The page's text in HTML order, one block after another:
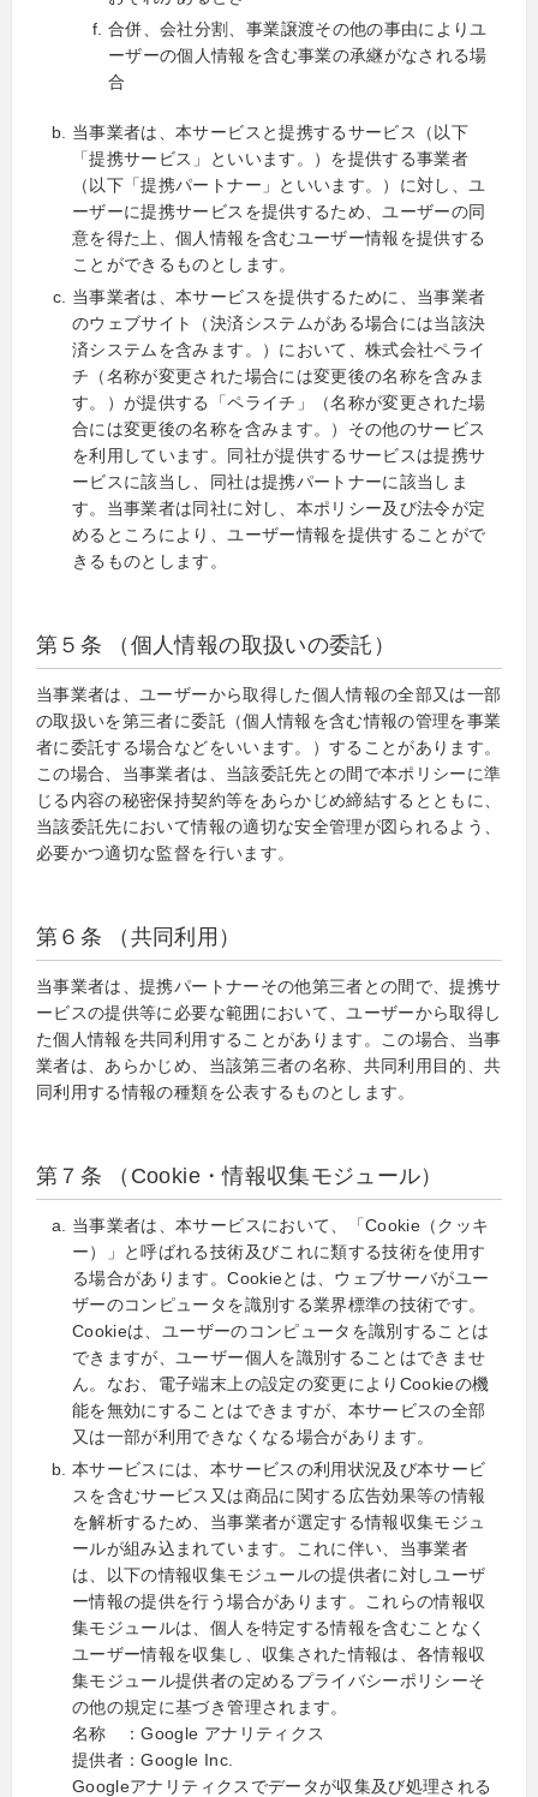
合併、会社分割、事業譲渡その他の事由によりユ
ーザーの個人情報を含む事業の承継がなされる場
合
当事業者は、本サービスと提携するサービス（以下
「提携サービス」といいます。）を提供する事業者
（以下「提携パートナー」といいます。）に対し、ユ
ーザーに提携サービスを提供するため、ユーザーの同
意を得た上、個人情報を含むユーザー情報を提供する
ことができるものとします。
当事業者は、本サービスを提供するために、当事業者
のウェブサイト（決済システムがある場合には当該決
済システムを含みます。）において、株式会社ペライ
チ（名称が変更された場合には変更後の名称を含みま
す。）が提供する「ペライチ」（名称が変更された場
合には変更後の名称を含みます。）その他のサービス
を利用しています。同社が提供するサービスは提携サ
ービスに該当し、同社は提携パートナーに該当しま
す。当事業者は同社に対し、本ポリシー及び法令が定
めるところにより、ユーザー情報を提供することがで
きるものとします。
第５条 （個人情報の取扱いの委託）
当事業者は、ユーザーから取得した個人情報の全部又は一部
の取扱いを第三者に委託（個人情報を含む情報の管理を事業
者に委託する場合などをいいます。）することがあります。
この場合、当事業者は、当該委託先との間で本ポリシーに準
じる内容の秘密保持契約等をあらかじめ締結するとともに、
当該委託先において情報の適切な安全管理が図られるよう、
必要かつ適切な監督を行います。
第６条 （共同利用）
当事業者は、提携パートナーその他第三者との間で、提携サ
ービスの提供等に必要な範囲において、ユーザーから取得し
た個人情報を共同利用することがあります。この場合、当事
業者は、あらかじめ、当該第三者の名称、共同利用目的、共
同利用する情報の種類を公表するものとします。
第７条 （Cookie・情報収集モジュール）
当事業者は、本サービスにおいて、「Cookie（クッキ
ー）」と呼ばれる技術及びこれに類する技術を使用す
る場合があります。Cookieとは、ウェブサーバがユー
ザーのコンピュータを識別する業界標準の技術です。
Cookieは、ユーザーのコンピュータを識別することは
できますが、ユーザー個人を識別することはできませ
ん。なお、電子端末上の設定の変更によりCookieの機
能を無効にすることはできますが、本サービスの全部
又は一部が利用できなくなる場合があります。
本サービスには、本サービスの利用状況及び本サービ
スを含むサービス又は商品に関する広告効果等の情報
を解析するため、当事業者が選定する情報収集モジュ
ールが組み込まれています。これに伴い、当事業者
は、以下の情報収集モジュールの提供者に対しユーザ
ー情報の提供を行う場合があります。これらの情報収
集モジュールは、個人を特定する情報を含むことなく
ユーザー情報を収集し、収集された情報は、各情報収
集モジュール提供者の定めるプライバシーポリシーそ
の他の規定に基づき管理されます。
名称 ：Google アナリティクス
提供者：Google Inc.
Googleアナリティクスでデータが収集及び処理される